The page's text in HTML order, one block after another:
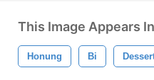
This Image Appears
Honung Bi